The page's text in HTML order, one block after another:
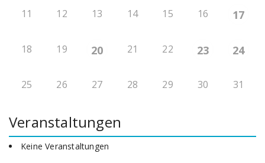
11 12 13 14 15 16 17
18 19 20 21 22 23 24
25 26 27 28 29 30 31
Veranstaltungen
Keine Veranstaltungen